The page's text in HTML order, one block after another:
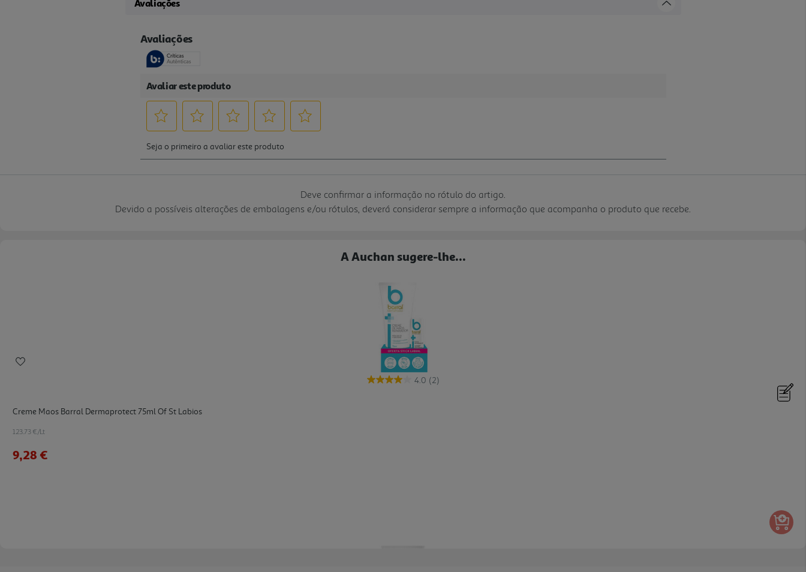
Avaliações
Deve confirmar a informação no rótulo do artigo.
Devido a possíveis alterações de embalagens e/ou rótulos, deverá considerar sempre a informação que acompanha o produto que recebe.
A Auchan sugere-lhe...
4.0 (2)
Creme Maos Barral Dermaprotect 75ml Of St Labios
123.73 €/Lt
9,28 €